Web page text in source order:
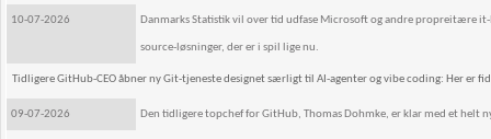
10-07-2026 Danmarks Statistik vil over tid udfase Microsoft og andre propreitære
source-løsninger, der er i spil lige nu.
Tidligere GitHub-CEO åbner ny Git-tjeneste designet særligt til AI-agenter og vibe coding: Her er
09-07-2026 Den tidligere topchef for GitHub, Thomas Dohmke, er klar med et